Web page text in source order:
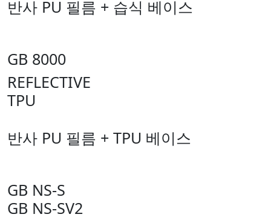
반사 PU 필름 + 습식 베이스
GB 8000
REFLECTIVE
TPU
반사 PU 필름 + TPU 베이스
GB NS-S
GB NS-SV2